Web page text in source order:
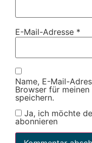
E-Mail-Adresse *
Name, E-Mail-
Browser für
speichern.
Ja, ich möchte
abonnieren